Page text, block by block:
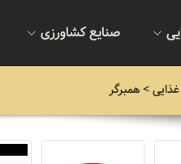
صنایع کشاورزی
> همبرگر